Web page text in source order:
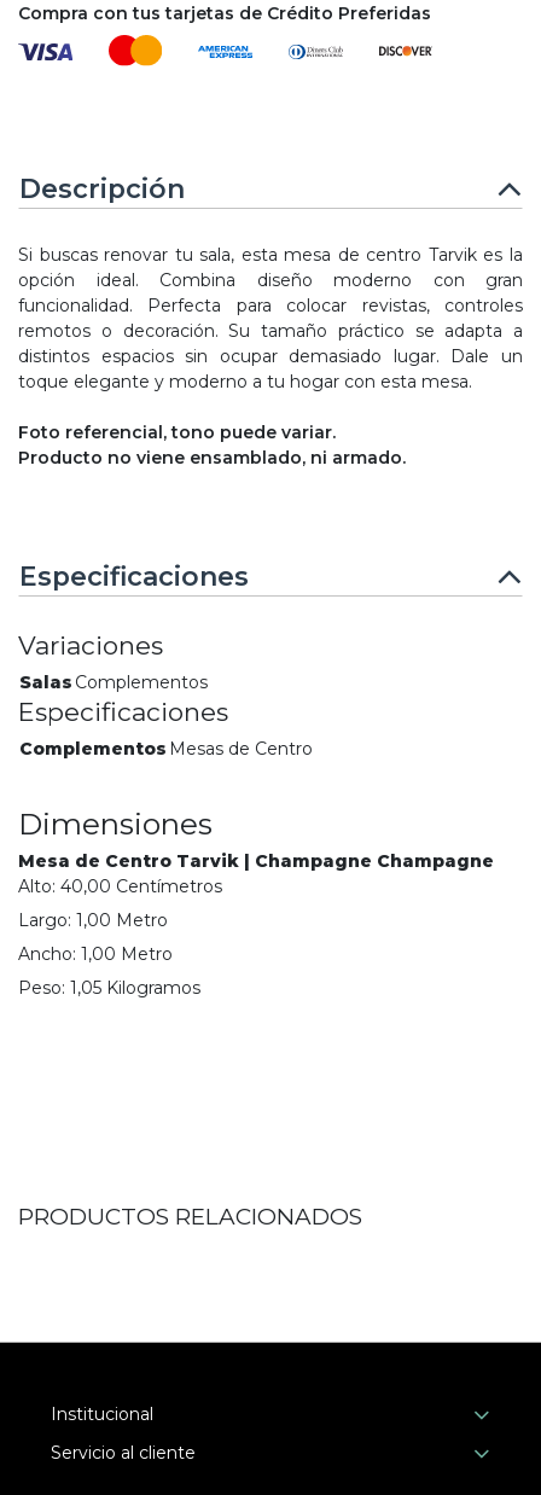
Compra con tus tarjetas de Crédito Preferidas
Descripción
Si buscas renovar tu sala, esta mesa de centro Tarvik es la
opción ideal. Combina diseño moderno con gran
funcionalidad. Perfecta para colocar revistas, controles
remotos o decoración. Su tamaño práctico se adapta a
distintos espacios sin ocupar demasiado lugar. Dale un
toque elegante y moderno a tu hogar con esta mesa.
Foto referencial, tono puede variar.
Producto no viene ensamblado, ni armado.
Especificaciones
Variaciones
Salas Complementos
Especificaciones
Complementos Mesas de Centro
Dimensiones
Mesa de Centro Tarvik | Champagne Champagne
Alto: 40,00 Centímetros
Largo: 1,00 Metro
Ancho: 1,00 Metro
Peso: 1,05 Kilogramos
PRODUCTOS RELACIONADOS
Institucional
Servicio al cliente